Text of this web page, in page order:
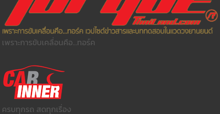
เพราะการขับเคลื่อนคือ...ทอร์ค
ครบทุกรถ สดทุกเรื่อง